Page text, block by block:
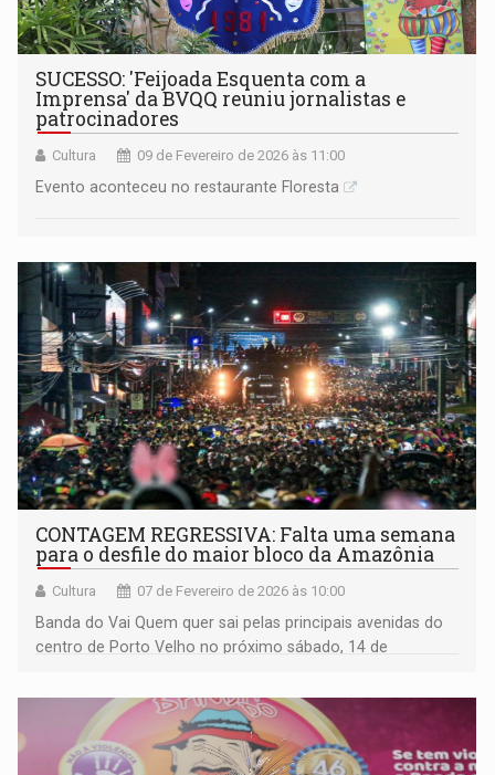
SUCESSO: 'Feijoada Esquenta com a
Imprensa' da BVQQ reuniu jornalistas e
patrocinadores
Cultura 09 de Fevereiro de 2026 às 11:00
Evento aconteceu no restaurante Floresta
CONTAGEM REGRESSIVA: Falta uma semana
para o desfile do maior bloco da Amazônia
Cultura 07 de Fevereiro de 2026 às 10:00
Banda do Vai Quem quer sai pelas principais avenidas do
centro de Porto Velho no próximo sábado, 14 de